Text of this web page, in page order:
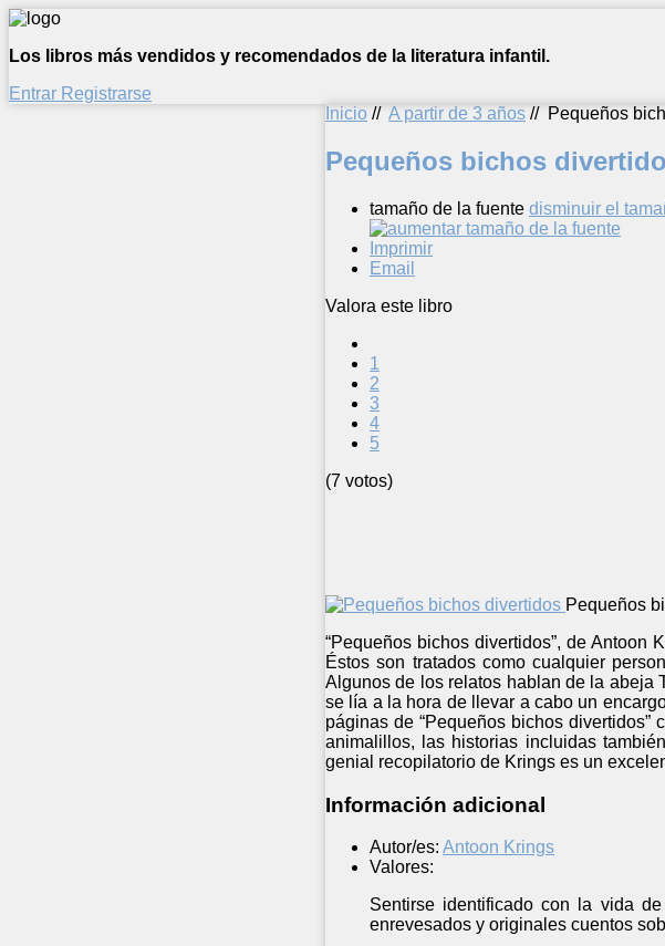
Los libros más vendidos y recomendados de la literatura infantil.
Entrar Registrarse
Inicio // A partir de 3 años // Pequeños
Pequeños bichos
tamaño de la fuente disminuir el
Imprimir
Email
Valora este libro
1
2
3
4
5
(7 votos)
Pequeños
“Pequeños bichos divertidos”, de Antoon
Éstos son tratados como cualquier
Algunos de los relatos hablan de la abeja
se lía a la hora de llevar a cabo un
páginas de “Pequeños bichos
animalillos, las historias incluidas
genial recopilatorio de Krings es un
Información adicional
Autor/es: Antoon Krings
Valores:
Sentirse identificado con la vida
enrevesados y originales cuentos